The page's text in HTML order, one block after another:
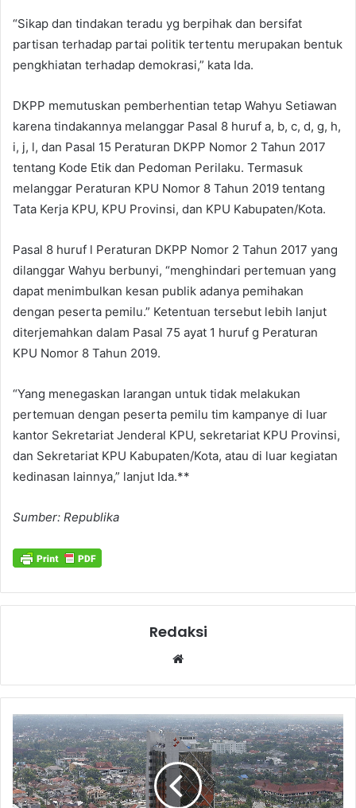
“Sikap dan tindakan teradu yg berpihak dan bersifat
partisan terhadap partai politik tertentu merupakan bentuk
pengkhiatan terhadap demokrasi,” kata Ida.
DKPP memutuskan pemberhentian tetap Wahyu Setiawan
karena tindakannya melanggar Pasal 8 huruf a, b, c, d, g, h,
i, j, l, dan Pasal 15 Peraturan DKPP Nomor 2 Tahun 2017
tentang Kode Etik dan Pedoman Perilaku. Termasuk
melanggar Peraturan KPU Nomor 8 Tahun 2019 tentang
Tata Kerja KPU, KPU Provinsi, dan KPU Kabupaten/Kota.
Pasal 8 huruf l Peraturan DKPP Nomor 2 Tahun 2017 yang
dilanggar Wahyu berbunyi, “menghindari pertemuan yang
dapat menimbulkan kesan publik adanya pemihakan
dengan peserta pemilu.” Ketentuan tersebut lebih lanjut
diterjemahkan dalam Pasal 75 ayat 1 huruf g Peraturan
KPU Nomor 8 Tahun 2019.
“Yang menegaskan larangan untuk tidak melakukan
pertemuan dengan peserta pemilu tim kampanye di luar
kantor Sekretariat Jenderal KPU, sekretariat KPU Provinsi,
dan Sekretariat KPU Kabupaten/Kota, atau di luar kegiatan
kedinasan lainnya,” lanjut Ida.**
Sumber: Republika
Redaksi